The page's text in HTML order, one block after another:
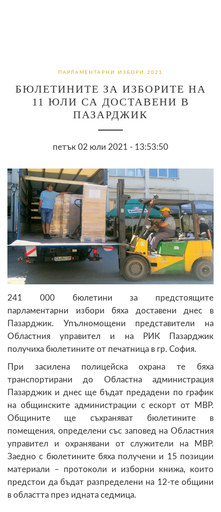
ПАРЛАМЕНТАРНИ ИЗБОРИ 2021
БЮЛЕТИНИТЕ ЗА ИЗБОРИТЕ НА
11 ЮЛИ СА ДОСТАВЕНИ В
ПАЗАРДЖИК
петък 02 юли 2021 - 13:53:50
241 000 бюлетини за предстоящите
парламентарни избори бяха доставени днес в
Пазарджик. Упълномощени представители на
Областния управител и на РИК Пазарджик
получиха бюлетините от печатница в гр. София.
При засилена полицейска охрана те бяха
транспортирани до Областна администрация
Пазарджик и днес ще бъдат предадени по график
на общинските администрации с ескорт от МВР.
Общините ще съхраняват бюлетините в
помещения, определени със заповед на Областния
управител и охранявани от служители на МВР.
Заедно с бюлетините бяха получени и 15 позиции
материали – протоколи и изборни книжа, които
предстои да бъдат разпределени на 12-те общини
в областта през идната седмица.